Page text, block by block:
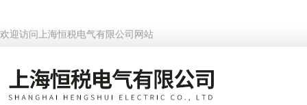
欢迎访问上海恒税电气有限公司网站